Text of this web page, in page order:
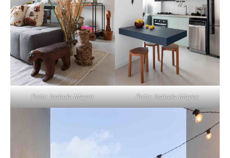
Foto: Isabela Mayer Foto: Isabela Mayer